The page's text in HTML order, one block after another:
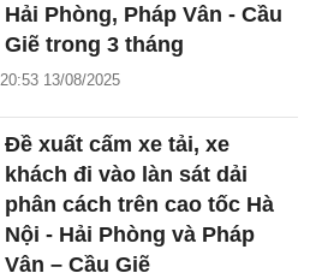
Hải Phòng, Pháp Vân - Cầu
Giẽ trong 3 tháng
20:53 13/08/2025
Đề xuất cấm xe tải, xe
khách đi vào làn sát dải
phân cách trên cao tốc Hà
Nội - Hải Phòng và Pháp
Vân – Cầu Giẽ